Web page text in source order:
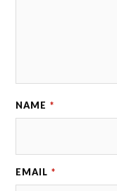
NAME *
EMAIL *